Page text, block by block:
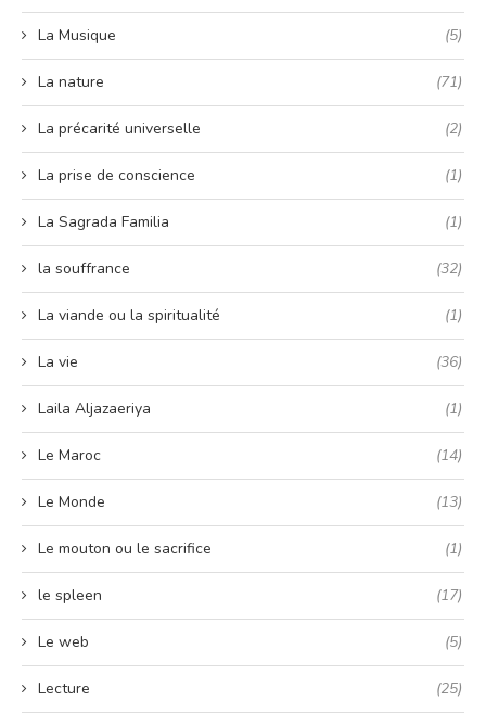
La Musique (5)
La nature (71)
La précarité universelle (2)
La prise de conscience (1)
La Sagrada Familia (1)
la souffrance (32)
La viande ou la spiritualité (1)
La vie (36)
Laila Aljazaeriya (1)
Le Maroc (14)
Le Monde (13)
Le mouton ou le sacrifice (1)
le spleen (17)
Le web (5)
Lecture (25)